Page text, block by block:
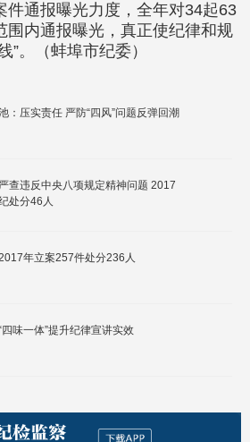
件通报曝光力度，全年对34起63
围内通报曝光，真正使纪律和规
”。（蚌埠市纪委）
：压实责任 严防“四风”问题反弹回潮
查违反中央八项规定精神问题 2017
处分46人
年立案257件处分236人
四味一体”提升纪律宣讲实效